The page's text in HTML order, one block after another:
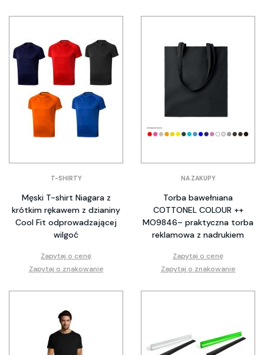
T-SHIRTY
Męski T-shirt Niagara z
krótkim rękawem z dzianiny
Cool Fit odprowadzającej
wilgoć
Zapytaj o cenę
Zapytaj o znakowanie
NA ZAKUPY
Torba bawełniana
COTTONEL COLOUR ++
MO9846– praktyczna torba
reklamowa z nadrukiem
Zapytaj o cenę
Zapytaj o znakowanie